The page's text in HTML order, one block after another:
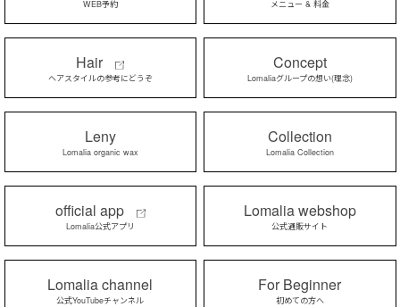
WEB予約 メニュー & 料金
Hair
ヘアスタイルの参考にどうぞ
Concept
Lomaliaグループの想い(理念)
Leny
Lomalia organic wax
Collection
Lomalia Collection
official app
Lomalia公式アプリ
Lomalia webshop
公式通販サイト
Lomalia channel
公式YouTubeチャンネル
For Beginner
初めての方へ